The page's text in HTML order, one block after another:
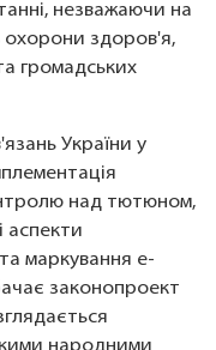
незважаючи на
охорони здоров'я,
громадських
України у
над тютюном,
аспекти
маркування е-
законопроект